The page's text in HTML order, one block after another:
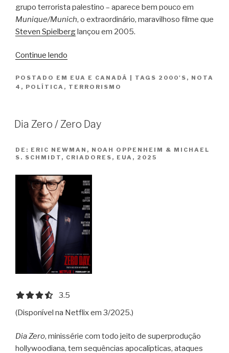
grupo terrorista palestino – aparece bem pouco em
Munique/Munich, o extraordinário, maravilhoso filme que
Steven Spielberglançou em 2005.
Continue lendo
Munich”
POSTADO EM EUA E CANADÁ | TAGS 2000'S , NOTA
4 , POLÍTICA , TERRORISMO
Dia Zero / Zero Day
DE: ERIC NEWMAN, NOAH OPPENHEIM & MICHAEL
S. SCHMIDT, CRIADORES, EUA, 2025
3.5 out of 5.0 stars
3.5
(Disponível na Netflix em 3/2025.)
Dia Zero, minissérie com todo jeito de superprodução
hollywoodiana, tem sequências apocalípticas, ataques